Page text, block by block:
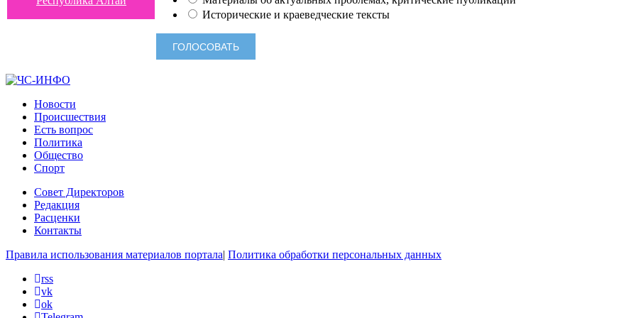
Исторические и краеведческие тексты
Новости
Происшествия
Есть вопрос
Политика
Общество
Спорт
Совет Директоров
Редакция
Расценки
Контакты
Правила использования материалов портала| Политика обработки персональных данных
rss
vk
ok